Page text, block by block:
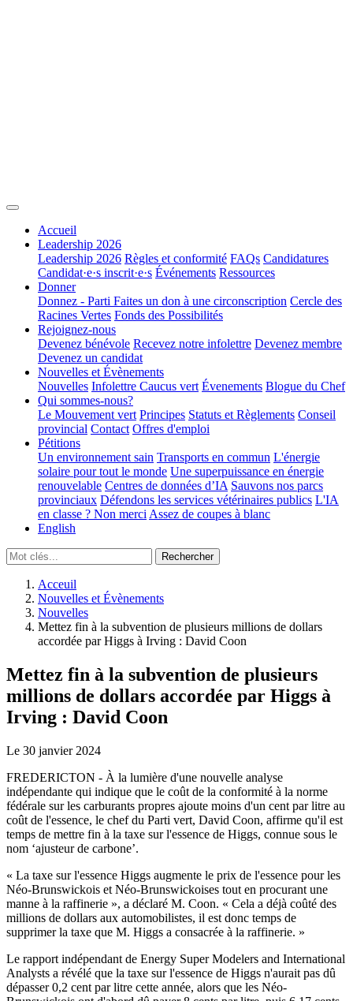
Accueil
Leadership 2026
Leadership 2026 Règles et conformité FAQs Candidatures
Candidat·e·s inscrit·e·s Événements Ressources
Donner
Donnez - Parti Faites un don à une circonscription Cercle des
Racines Vertes Fonds des Possibilités
Rejoignez-nous
Devenez bénévole Recevez notre infolettre Devenez membre
Devenez un candidat
Nouvelles et Évènements
Nouvelles Infolettre Caucus vert Évenements Blogue du Chef
Qui sommes-nous?
Le Mouvement vert Principes Statuts et Règlements Conseil
provincial Contact Offres d'emploi
Pétitions
Un environnement sain Transports en commun L'énergie
solaire pour tout le monde Une superpuissance en énergie
renouvelable Centres de données d’IA Sauvons nos parcs
provinciaux Défendons les services vétérinaires publics L'IA
en classe ? Non merci Assez de coupes à blanc
English
Acceuil
Nouvelles et Évènements
Nouvelles
Mettez fin à la subvention de plusieurs millions de dollars
accordée par Higgs à Irving : David Coon
Mettez fin à la subvention de plusieurs
millions de dollars accordée par Higgs à
Irving : David Coon
Le 30 janvier 2024
FREDERICTON - À la lumière d'une nouvelle analyse
indépendante qui indique que le coût de la conformité à la norme
fédérale sur les carburants propres ajoute moins d'un cent par litre au
coût de l'essence, le chef du Parti vert, David Coon, affirme qu'il est
temps de mettre fin à la taxe sur l'essence de Higgs, connue sous le
nom ‘ajusteur de carbone’.
« La taxe sur l'essence Higgs augmente le prix de l'essence pour les
Néo-Brunswickois et Néo-Brunswickoises tout en procurant une
manne à la raffinerie », a déclaré M. Coon. « Cela a déjà coûté des
millions de dollars aux automobilistes, il est donc temps de
supprimer la taxe que M. Higgs a consacrée à la raffinerie. »
Le rapport indépendant de Energy Super Modelers and International
Analysts a révélé que la taxe sur l'essence de Higgs n'aurait pas dû
dépasser 0,2 cent par litre cette année, alors que les Néo-